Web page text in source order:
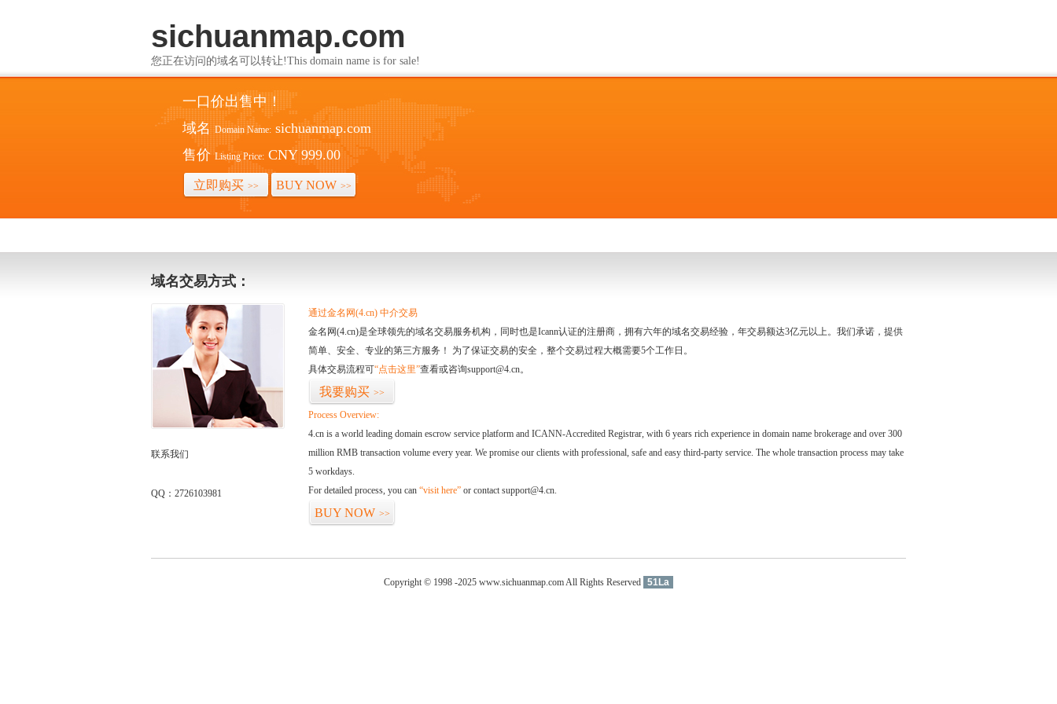
sichuanmap.com
您正在访问的域名可以转让!This domain name is for sale!
一口价出售中！
域名 Domain Name: sichuanmap.com
售价 Listing Price: CNY 999.00
立即购买 >> BUY NOW >>
域名交易方式：
联系我们
QQ：2726103981
通过金名网(4.cn) 中介交易
金名网(4.cn)是全球领先的域名交易服务机构，同时也是Icann认证的注册商，拥有六年的域名交易经验，年交易额达3亿元以上。我们承诺，提供
简单、安全、专业的第三方服务！ 为了保证交易的安全，整个交易过程大概需要5个工作日。
具体交易流程可“点击这里”查看或咨询support@4.cn。
我要购买 >>
Process Overview:
4.cn is a world leading domain escrow service platform and ICANN-Accredited Registrar, with 6 years rich experience in domain name brokerage and over 300
million RMB transaction volume every year. We promise our clients with professional, safe and easy third-party service. The whole transaction process may take
5 workdays.
For detailed process, you can “visit here” or contact support@4.cn.
BUY NOW >>
Copyright © 1998 -2025 www.sichuanmap.com All Rights Reserved 51La